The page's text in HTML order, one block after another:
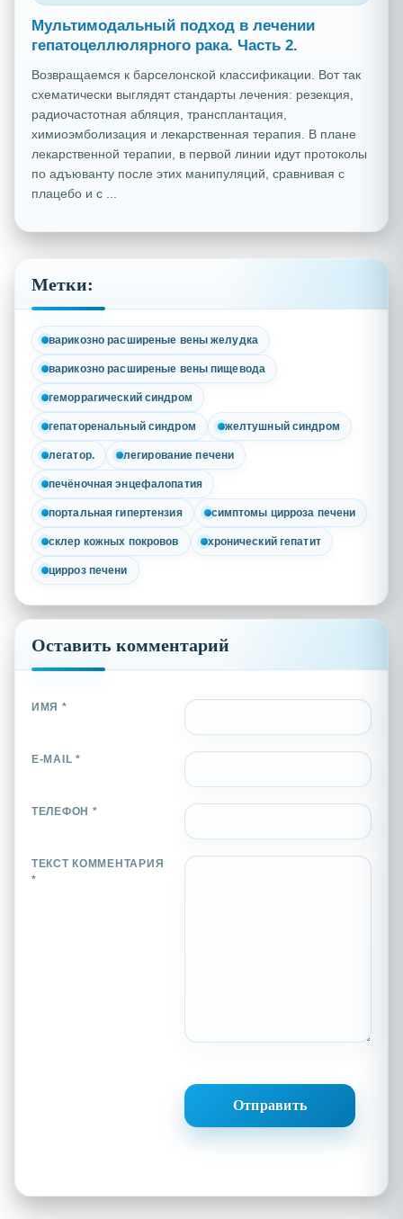
Мультимодальный подход в лечении
гепатоцеллюлярного рака. Часть 2.
Возвращаемся к барселонской классификации. Вот так
схематически выглядят стандарты лечения: резекция,
радиочастотная абляция, трансплантация,
химиоэмболизация и лекарственная терапия. В плане
лекарственной терапии, в первой линии идут протоколы
по адъюванту после этих манипуляций, сравнивая с
плацебо и с ...
Метки:
варикозно расширеные вены желудка
варикозно расширеные вены пищевода
геморрагический синдром
гепаторенальный синдром желтушный синдром
легатор. легирование печени
печёночная энцефалопатия
портальная гипертензия симптомы цирроза печени
склер кожных покровов хронический гепатит
цирроз печени
Оставить комментарий
ИМЯ *
E-MAIL *
ТЕЛЕФОН *
ТЕКСТ КОММЕНТАРИЯ
*